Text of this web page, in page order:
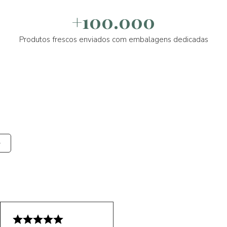
+100.000
Produtos frescos enviados com embalagens dedicadas